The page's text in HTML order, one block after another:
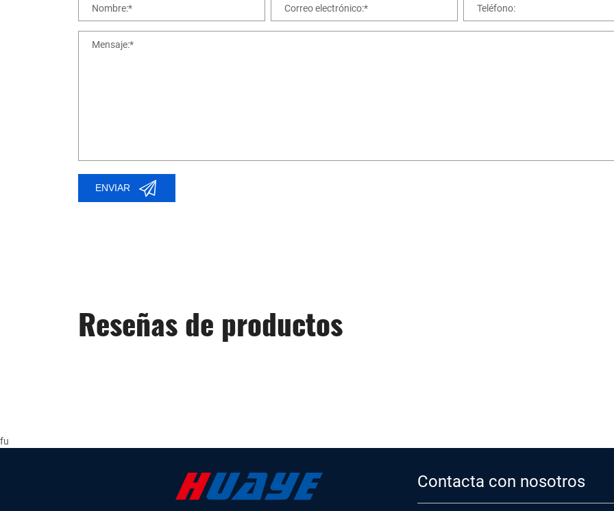
Nombre:* Correo electrónico:* Teléfono:
Mensaje:*
ENVIAR
Reseñas de productos
fu
Contacta con nosotros